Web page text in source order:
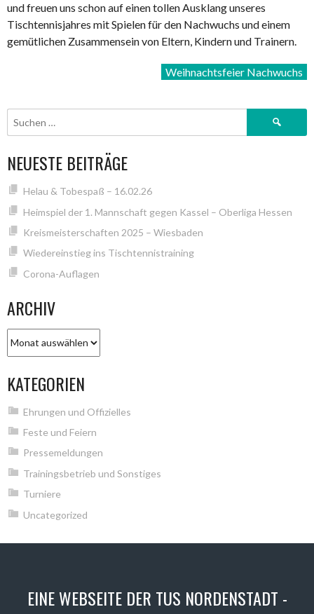
und freuen uns schon auf einen tollen Ausklang unseres
Tischtennisjahres mit Spielen für den Nachwuchs und einem
gemütlichen Zusammensein von Eltern, Kindern und Trainern.
Weihnachtsfeier Nachwuchs
Suchen
NEUESTE BEITRÄGE
Helau & Tobespaß – 16.02.26
Heimspiel der 1. Mannschaft gegen Kassel – Oberliga Hessen
Kreismeisterschaften 2025 – Wiesbaden
Wiedereinstieg ins Tischtennistraining
Corona-Auflagen
ARCHIV
KATEGORIEN
Ehrungen und Offizielles
Feste und Feiern
Pressemeldungen
Trainingsbetrieb und Sonstiges
Turniere
Uncategorized
EINE WEBSEITE DER TUS NORDENSTADT -